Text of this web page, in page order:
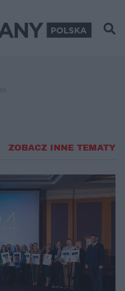
ZOBACZ INNE TEMATY